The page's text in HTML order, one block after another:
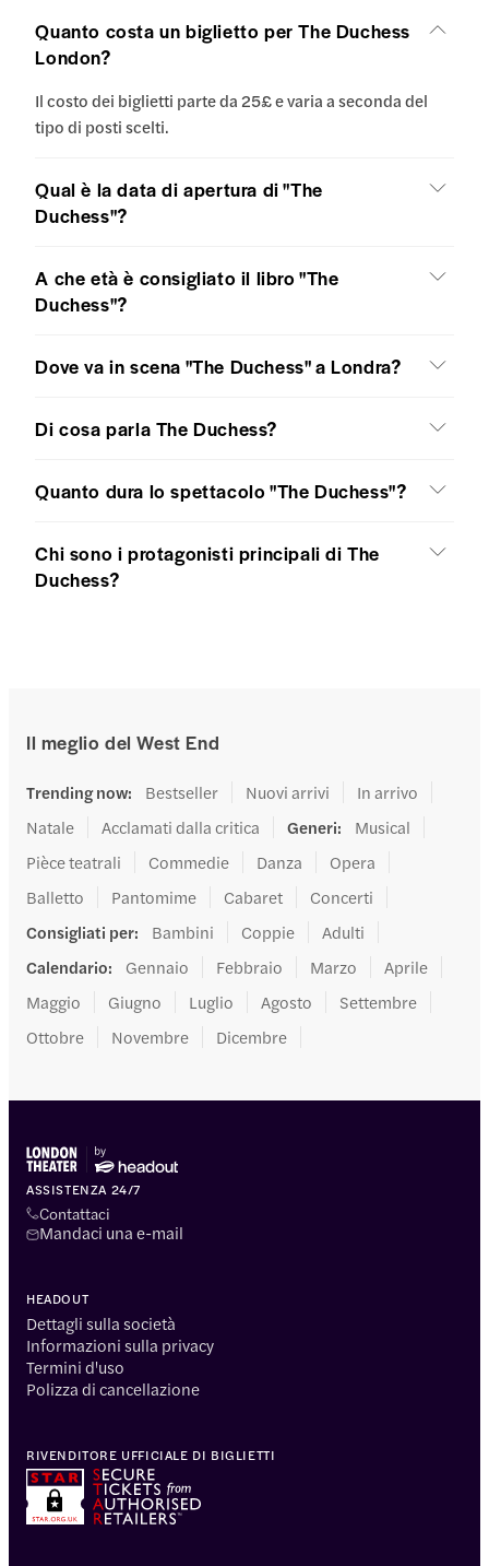
Quanto costa un biglietto per The Duchess
London?
Il costo dei biglietti parte da 25£ e varia a seconda del
tipo di posti scelti.
Qual è la data di apertura di "The
Duchess"?
A che età è consigliato il libro "The
Duchess"?
Dove va in scena "The Duchess" a Londra?
Di cosa parla The Duchess?
Quanto dura lo spettacolo "The Duchess"?
Chi sono i protagonisti principali di The
Duchess?
Il meglio del West End
Trending now: Bestseller Nuovi arrivi
In arrivo
Natale
Acclamati dalla critica Generi:
Musical
Pièce teatrali
Commedie Danza
Opera
Balletto
Pantomime Cabaret
Concerti
Consigliati per: Bambini Coppie
Adulti
Calendario: Gennaio Febbraio Marzo
Aprile
Maggio
Giugno Luglio Agosto
Settembre
Ottobre
Novembre Dicembre
ASSISTENZA 24/7
Contattaci
Mandaci una e-mail
HEADOUT
Dettagli sulla società
Informazioni sulla privacy
Termini d'uso
Polizza di cancellazione
RIVENDITORE UFFICIALE DI BIGLIETTI